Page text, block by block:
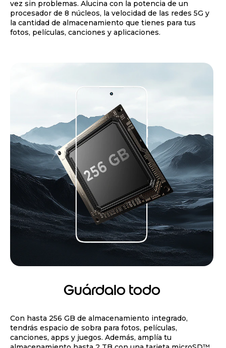
vez sin problemas. Alucina con la potencia de un
procesador de 8 núcleos, la velocidad de las redes 5G y
la cantidad de almacenamiento que tienes para tus
fotos, películas, canciones y aplicaciones.
Guárdalo todo
Con hasta 256 GB de almacenamiento integrado,
tendrás espacio de sobra para fotos, películas,
canciones, apps y juegos. Además, amplía tu